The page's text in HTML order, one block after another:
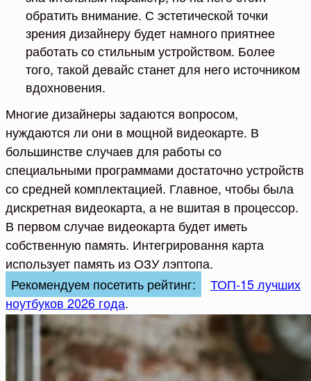
обратить внимание. С эстетической точки
зрения дизайнеру будет намного приятнее
работать со стильным устройством. Более
того, такой девайс станет для него источником
вдохновения.
Многие дизайнеры задаются вопросом,
нуждаются ли они в мощной видеокарте. В
большинстве случаев для работы со
специальными программами достаточно устройств
со средней комплектацией. Главное, чтобы была
дискретная видеокарта, а не вшитая в процессор.
В первом случае видеокарта будет иметь
собственную память. Интегрировання карта
использует память из ОЗУ лэптопа.
Рекомендуем посетить рейтинг:
ТОП-15 лучших
ноутбуков 2026 года.